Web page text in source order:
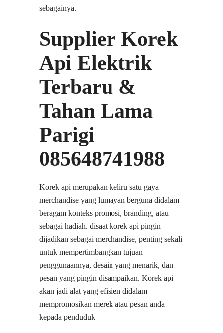
sebagainya.
Supplier Korek
Api Elektrik
Terbaru &
Tahan Lama
Parigi
085648741988
Korek api merupakan keliru satu gaya
merchandise yang lumayan berguna didalam
beragam konteks promosi, branding, atau
sebagai hadiah. disaat korek api pingin
dijadikan sebagai merchandise, penting sekali
untuk mempertimbangkan tujuan
penggunaannya, desain yang menarik, dan
pesan yang pingin disampaikan. Korek api
akan jadi alat yang efisien didalam
mempromosikan merek atau pesan anda
kepada penduduk